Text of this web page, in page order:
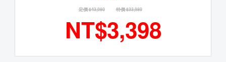
定價 $43,980 特價 $33,980
NT$3,398